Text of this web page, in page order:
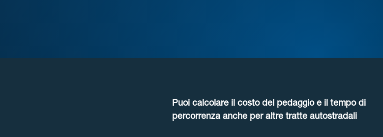
Puoi calcolare il costo del pedaggio e il tempo di
percorrenza anche per altre tratte autostradali